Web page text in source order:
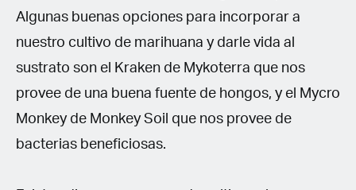
Algunas buenas opciones para incorporar a
nuestro cultivo de marihuana y darle vida al
sustrato son el Kraken de Mykoterra que nos
provee de una buena fuente de hongos, y el Mycro
Monkey de Monkey Soil que nos provee de
bacterias beneficiosas.